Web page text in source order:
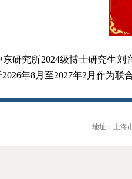
东研究所2024级博士研究生刘
2026年8月至2027年2 月作为联
地址：上海